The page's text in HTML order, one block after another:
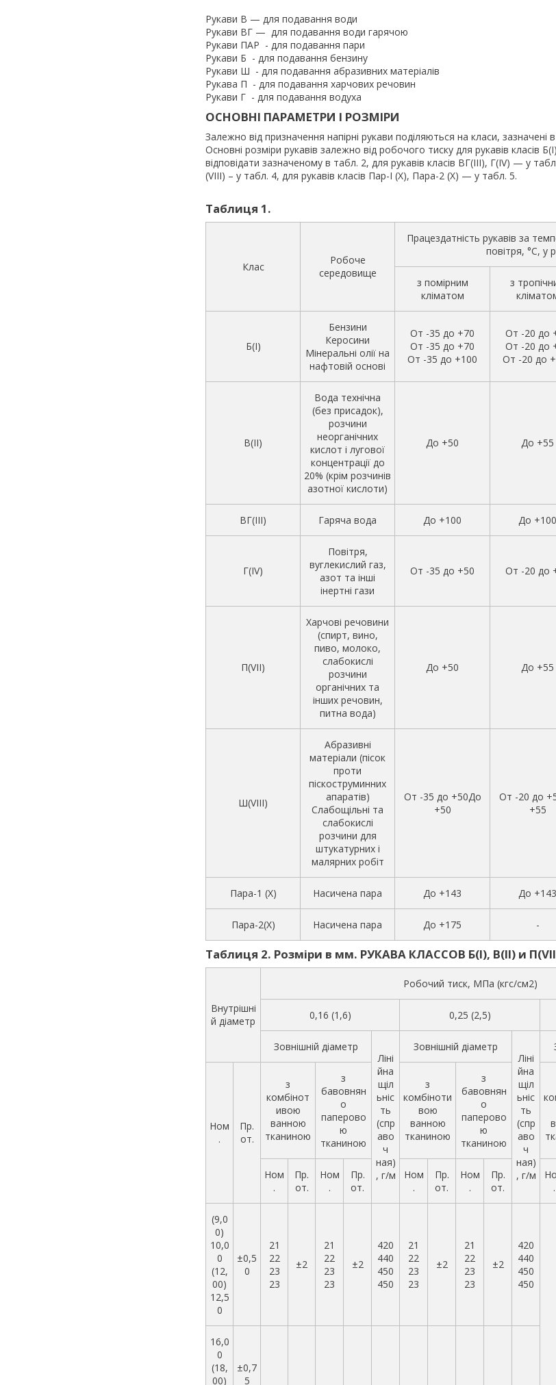
Рукави В — для подавання води
Рукави ВГ — для подавання води гарячою
Рукави ПАР - для подавання пари
Рукави Б - для подавання бензину
Рукави Ш - для подавання абразивних матеріалів
Рукава П - для подавання харчових речовин
Рукави Г - для подавання водуха
ОСНОВНІ ПАРАМЕТРИ І РОЗМІРИ
Залежно від призначення напірні рукави поділяються на класи, зазначені
Основні розміри рукавів залежно від робочого тиску для рукавів класів
відповідати зазначеному в табл. 2, для рукавів класів ВГ(III), Г(IV) — у
(VIII) – у табл. 4, для рукавів класів Пар-I (X), Пара-2 (X) — у табл. 5.
Таблиця 1.
Клас
Робоче
середовище
Працездатність рукавів за
повітря, °C, у
з помірним
кліматом
з
Б(I)
Бензини
Керосини
Мінеральні олії на
нафтовій основі
От -35 до +70
От -35 до +70
От -35 до +100
От -20 до
От -20 до
От -20 до
В(II)
Вода технічна
(без присадок),
розчини
неорганічних
кислот і лугової
концентрації до
20% (крім розчинів
азотної кислоти)
До +50 До +55
ВГ(III) Гаряча вода До +100 До +100
Г(IV)
Повітря,
вуглекислий газ,
азот та інші
інертні гази
От -35 до +50 От -20 до
П(VII)
Харчові речовини
(спирт, вино,
пиво, молоко,
слабокислі
розчини
органічних та
інших речовин,
питна вода)
До +50 До +55
Ш(VIII)
Абразивні
матеріали (пісок
проти
піскоструминних
апаратів)
Слабощільні та
слабокислі
розчини для
штукатурних і
малярних робіт
От -35 до +50До
+50
От -20 до
+55
Пара-1 (X) Насичена пара До +143 До +143
Пара-2(X) Насичена пара До +175 -
Таблиця 2. Розміри в мм. РУКАВА КЛАССОВ Б(I), В(II) и
Внутрішні
й діаметр
Робочий тиск, МПа (кгс/см2)
0,16 (1,6) 0,25 (2,5)
Зовнішній діаметр
Ліні
йна
щіл
ьніс
ть
(спр
аво
ч
ная)
, г/м
Зовнішній діаметр
Ліні
йна
щіл
ьніс
ть
(спр
аво
ч
ная)
, г/м
Ном
.
Пр.
от.
з
комбінот
ивою
ванною
тканиною
з
бавовнян
о
паперово
ю
тканиною
з
комбіноти
вою
ванною
тканиною
з
бавовнян
о
паперово
ю
тканиною
Ном
.
Пр.
от.
Ном
.
Пр.
от.
Ном
.
Пр.
от.
Ном
.
Пр.
от.
.
(9,0
0)
10,0
0
(12,
00)
12,5
0
±0,5
0
21
22
23
23
±2
21
22
23
23
±2
420
440
450
450
21
22
23
23
±2
21
22
23
23
±2
420
440
450
450
16,0
0
(18,
00)
±0,7
5